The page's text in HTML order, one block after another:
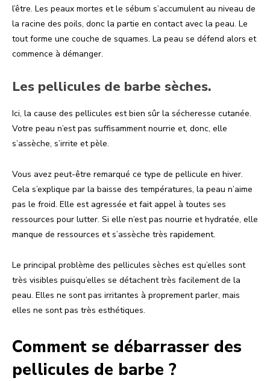
l’être. Les peaux mortes et le sébum s’accumulent au niveau de
la racine des poils, donc la partie en contact avec la peau. Le
tout forme une couche de squames. La peau se défend alors et
commence à démanger.
Les pellicules de barbe sèches.
Ici, la cause des pellicules est bien sûr la sécheresse cutanée.
Votre peau n’est pas suffisamment nourrie et, donc, elle
s’assèche, s’irrite et pèle.
Vous avez peut-être remarqué ce type de pellicule en hiver.
Cela s’explique par la baisse des températures, la peau n’aime
pas le froid. Elle est agressée et fait appel à toutes ses
ressources pour lutter. Si elle n’est pas nourrie et hydratée, elle
manque de ressources et s’assèche très rapidement.
Le principal problème des pellicules sèches est qu’elles sont
très visibles puisqu’elles se détachent très facilement de la
peau. Elles ne sont pas irritantes à proprement parler, mais
elles ne sont pas très esthétiques.
Comment se débarrasser des
pellicules de barbe ?